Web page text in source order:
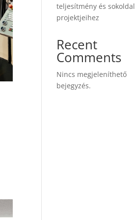
teljesítmény és
projektjeihez
Recent
Comments
Nincs megjeleníthető
bejegyzés.